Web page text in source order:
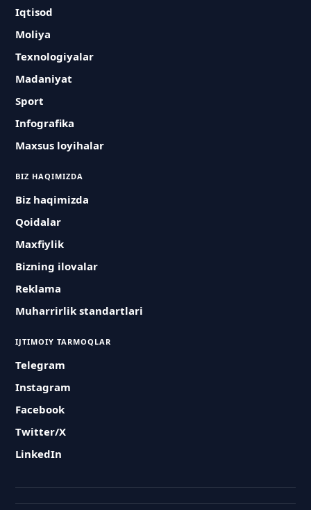
Iqtisod
Moliya
Texnologiyalar
Madaniyat
Sport
Infografika
Maxsus loyihalar
BIZ HAQIMIZDA
Biz haqimizda
Qoidalar
Maxfiylik
Bizning ilovalar
Reklama
Muharrirlik standartlari
IJTIMOIY TARMOQLAR
Telegram
Instagram
Facebook
Twitter/X
LinkedIn